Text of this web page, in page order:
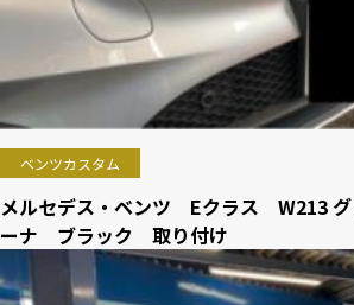
ベンツカスタム
メルセデス・ベンツ Eクラス W213 グ
ーナ ブラック 取り付け